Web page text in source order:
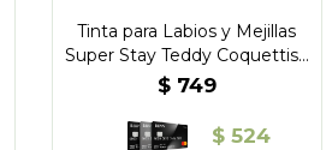
Tinta para Labios y Mejillas
Super Stay Teddy Coquettish
- Maybelline
$ 749
$ 524